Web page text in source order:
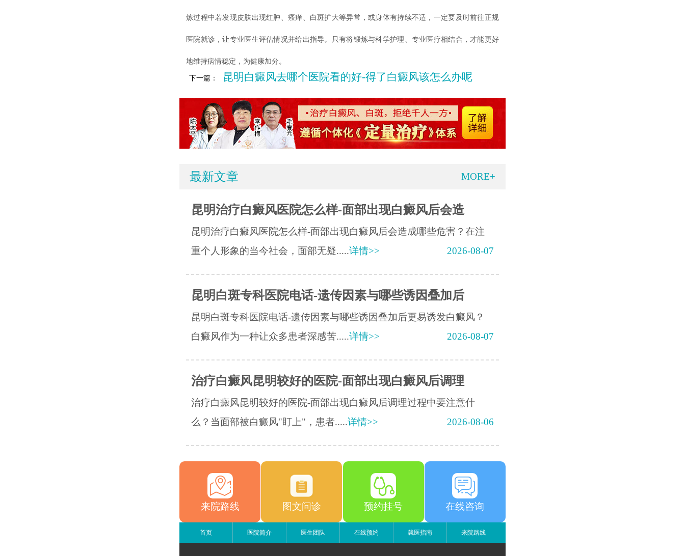
炼过程中若发现皮肤出现红肿、瘙痒、白斑扩大等异常，或身体有持续不适，一定要及时前往正规
医院就诊，让专业医生评估情况并给出指导。只有将锻炼与科学护理、专业医疗相结合，才能更好
地维持病情稳定，为健康加分。
下一篇： 昆明白癜风去哪个医院看的好-得了白癜风该怎么办呢
最新文章 MORE+
昆明治疗白癜风医院怎么样-面部出现白癜风后会造
昆明治疗白癜风医院怎么样-面部出现白癜风后会造成哪些危害？在注
重个人形象的当今社会，面部无疑.....详情>> 2026-08-07
昆明白斑专科医院电话-遗传因素与哪些诱因叠加后
昆明白斑专科医院电话-遗传因素与哪些诱因叠加后更易诱发白癜风？
白癜风作为一种让众多患者深感苦.....详情>> 2026-08-07
治疗白癜风昆明较好的医院-面部出现白癜风后调理
治疗白癜风昆明较好的医院-面部出现白癜风后调理过程中要注意什
么？当面部被白癜风"盯上"，患者.....详情>> 2026-08-06
来院路线 图文问诊 预约挂号 在线咨询
首页 医院简介 医生团队 在线预约 就医指南 来院路线